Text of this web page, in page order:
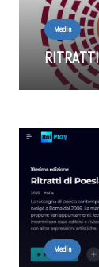
Media
Media